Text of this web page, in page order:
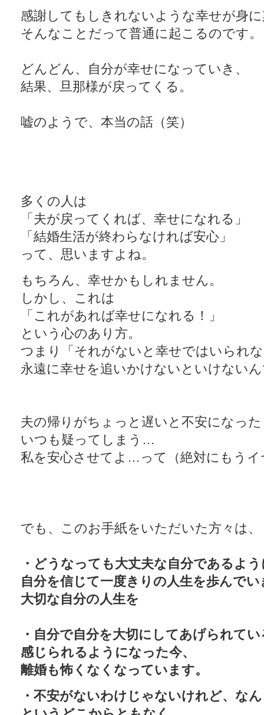
感謝してもしきれないような幸せが身
そんなことだって普通に起こるのです。
どんどん、自分が幸せになっていき、
結果、旦那様が戻ってくる。
嘘のようで、本当の話（笑）
多くの人は
「夫が戻ってくれば、幸せになれる」
「結婚生活が終わらなければ安心」
って、思いますよね。
もちろん、幸せかもしれません。
しかし、これは
「これがあれば幸せになれる！」
という心のあり方。
つまり「それがないと幸せではいられ
永遠に幸せを追いかけないといけない
夫の帰りがちょっと遅いと不安になっ
いつも疑ってしまう…
私を安心させてよ…って（絶対にもうイ
でも、このお手紙をいただいた方々は、
・どうなっても大丈夫な自分であるよ
自分を信じて一度きりの人生を歩んで
大切な自分の人生を
・自分で自分を大切にしてあげられて
感じられるようになった今、
離婚も怖くなくなっています。
・不安がないわけじゃないけれど、な